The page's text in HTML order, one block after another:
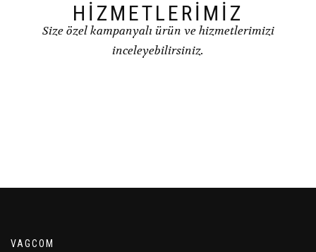
HİZMETLERİMİZ
Size özel kampanyalı ürün ve hizmetlerimizi
inceleyebilirsiniz.
VAGCOM